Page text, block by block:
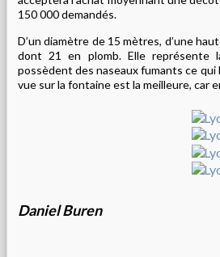
150 000 demandés.
D’un diamètre de 15 mètres, d’une
dont 21 en plomb. Elle représente
possèdent des naseaux fumants ce qui
vue sur la fontaine est la meilleure, car
Daniel Buren